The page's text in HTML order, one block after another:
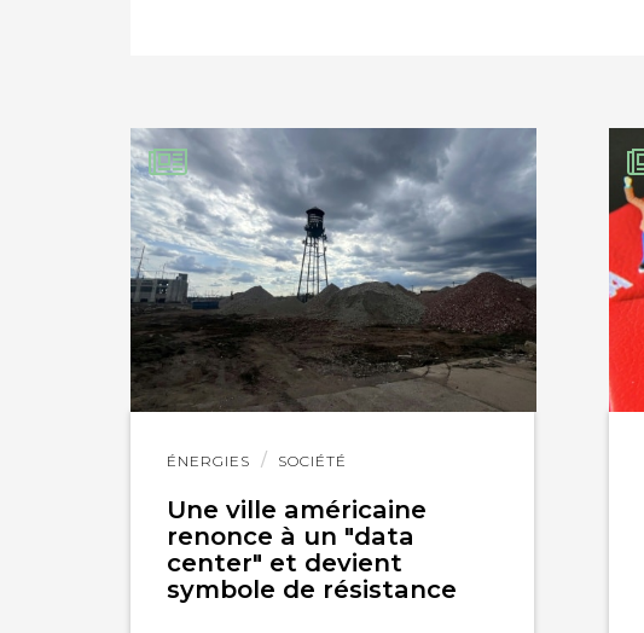
IMPRIMER
ÉNERGIES SOCIÉTÉ
Une ville américaine
renonce à un "data
center" et devient
symbole de résistance
Lire